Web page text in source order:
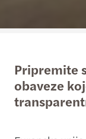
Pripremite
obaveze